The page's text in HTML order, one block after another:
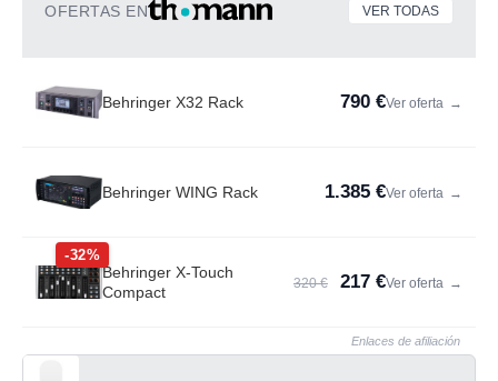
OFERTAS EN VER TODAS
Behringer X32 Rack 790 €Ver oferta →
Behringer WING Rack 1.385 €Ver oferta →
-32%
Behringer X-Touch
Compact
320 € 217 €Ver oferta →
Enlaces de afiliación